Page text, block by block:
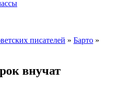
писателей » Барто »
внучат